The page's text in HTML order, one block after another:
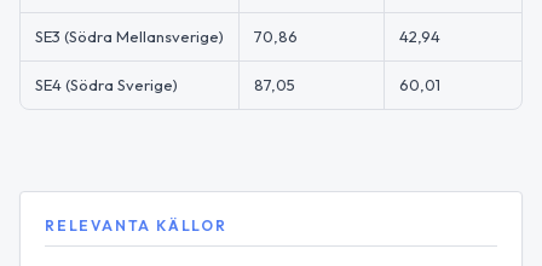
SE3 (Södra Mellansverige) 70,86 42,94
SE4 (Södra Sverige) 87,05 60,01
RELEVANTA KÄLLOR